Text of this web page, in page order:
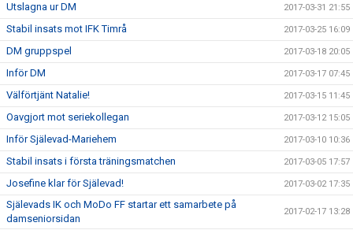
Utslagna ur DM 2017-03-31 21:55
Stabil insats mot IFK Timrå 2017-03-25 16:09
DM gruppspel 2017-03-18 20:05
Inför DM 2017-03-17 07:45
Välförtjänt Natalie! 2017-03-15 11:45
Oavgjort mot seriekollegan 2017-03-12 15:05
Inför Själevad-Mariehem 2017-03-10 10:36
Stabil insats i första träningsmatchen 2017-03-05 17:57
Josefine klar för Själevad! 2017-03-02 17:35
Själevads IK och MoDo FF startar ett samarbete på
damseniorsidan
2017-02-17 13:28